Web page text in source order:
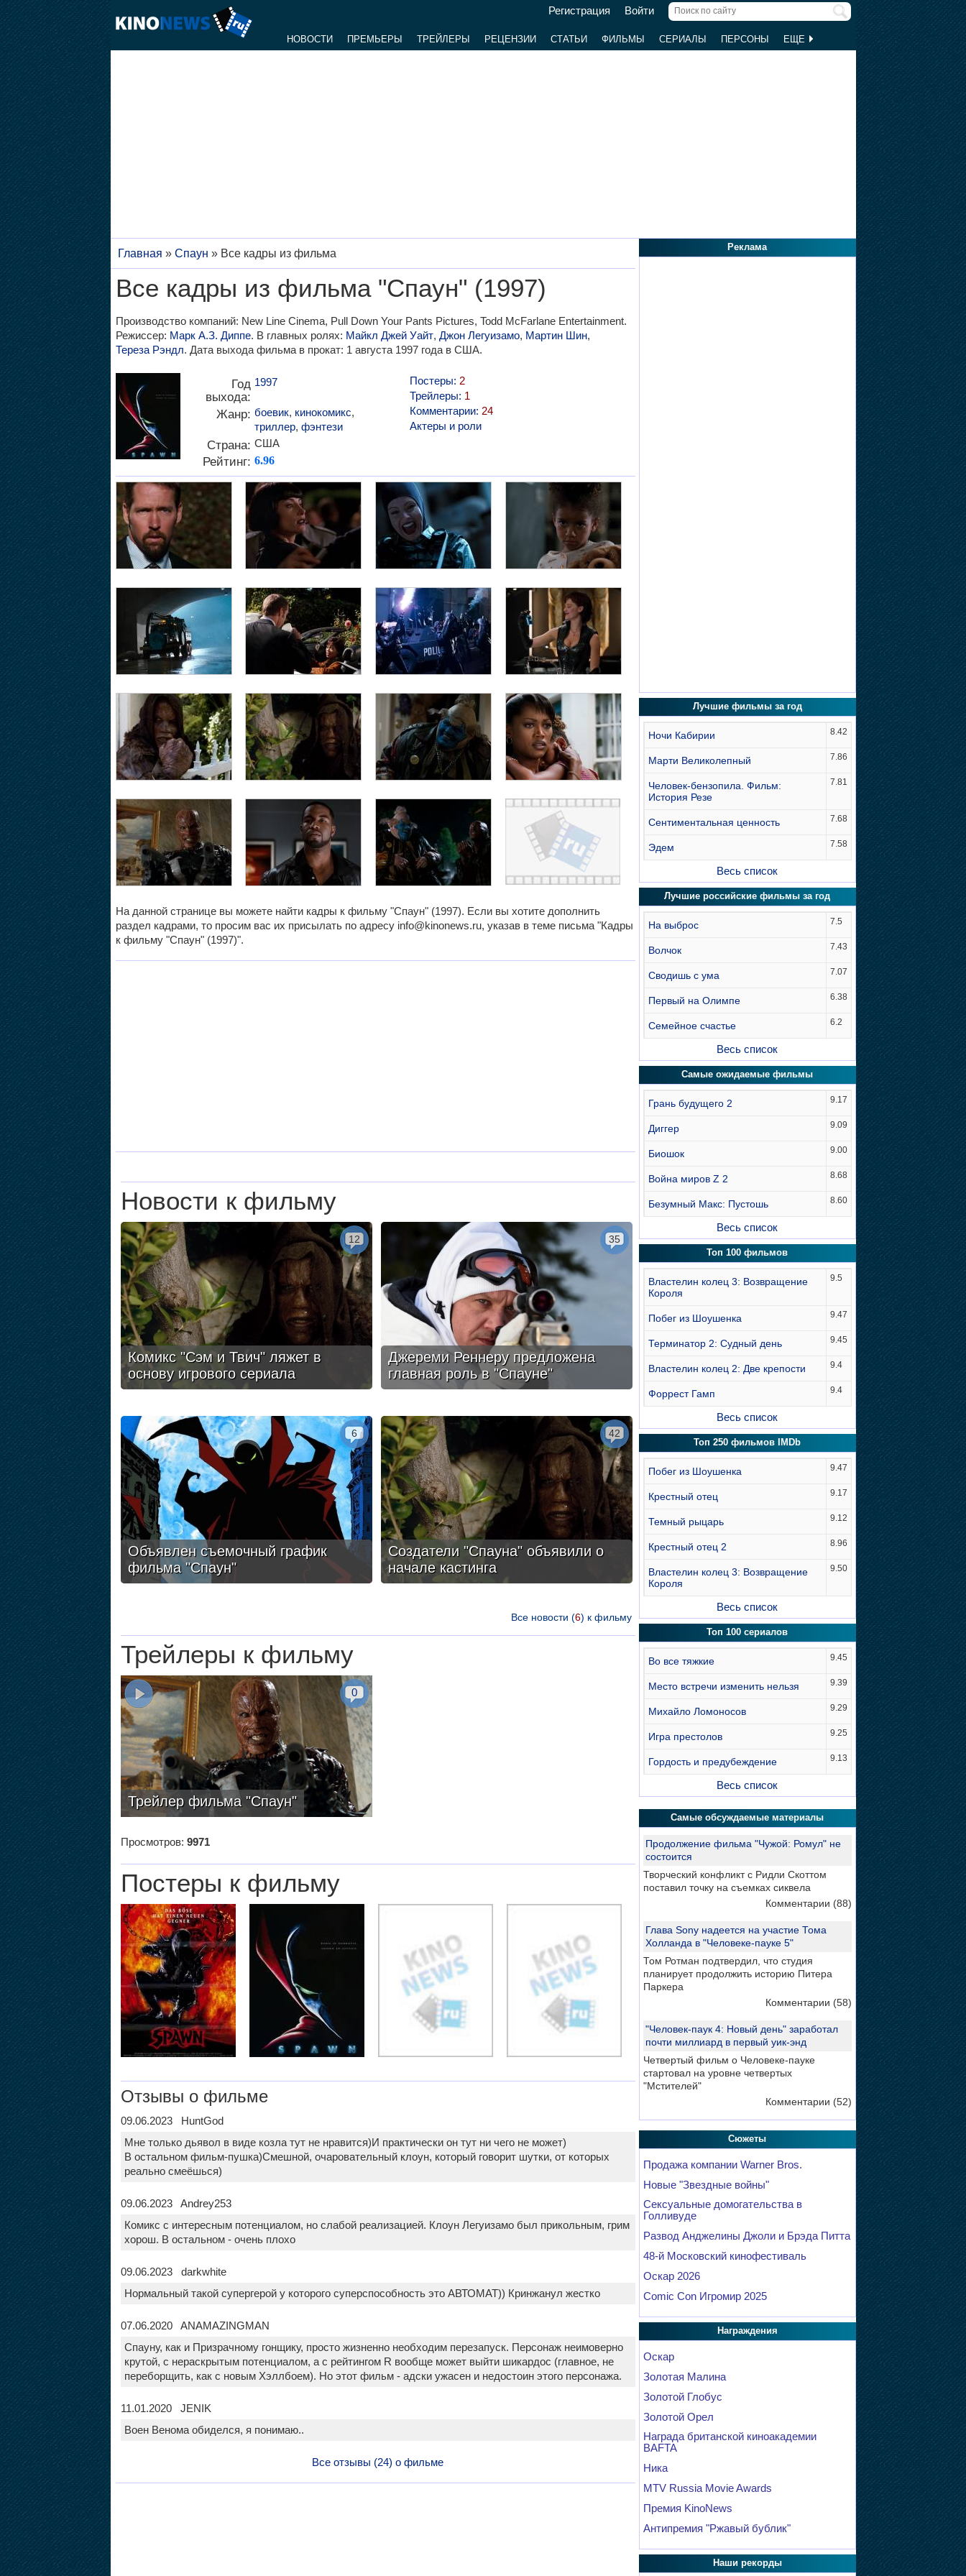
Регистрация Войти
НОВОСТИ ПРЕМЬЕРЫ ТРЕЙЛЕРЫ РЕЦЕНЗИИ СТАТЬИ ФИЛЬМЫ СЕРИАЛЫ ПЕРСОНЫ ЕЩЕ
Главная » Спаун » Все кадры из фильма
Все кадры из фильма "Спаун" (1997)
Производство компаний: New Line Cinema, Pull Down Your Pants Pictures, Todd McFarlane Entertainment.
Режиссер: Марк А.З. Диппе. В главных ролях: Майкл Джей Уайт, Джон Легуизамо, Мартин Шин,
Тереза Рэндл. Дата выхода фильма в прокат: 1 августа 1997 года в США.
Год
выхода:
1997
Жанр: боевик, кинокомикс,
триллер, фэнтези
Страна: США
Рейтинг: 6.96
Постеры: 2
Трейлеры: 1
Комментарии: 24
Актеры и роли
На данной странице вы можете найти кадры к фильму "Спаун" (1997). Если вы хотите дополнить
раздел кадрами, то просим вас их присылать по адресу info@kinonews.ru, указав в теме письма "Кадры
к фильму "Спаун" (1997)".
Новости к фильму
Комикс "Сэм и Твич" ляжет в
основу игрового сериала
12
Джереми Реннеру предложена
главная роль в "Спауне"
35
Объявлен съемочный график
фильма "Спаун"
6
Создатели "Спауна" объявили о
начале кастинга
42
Все новости (6) к фильму
Трейлеры к фильму
Трейлер фильма "Спаун"
0
Просмотров: 9971
Постеры к фильму
Отзывы о фильме
09.06.2023 HuntGod
Мне только дьявол в виде козла тут не нравится)И практически он тут ни чего не может)
В остальном фильм-пушка)Смешной, очаровательный клоун, который говорит шутки, от которых
реально смеёшься)
09.06.2023 Andrey253
Комикс с интересным потенциалом, но слабой реализацией. Клоун Легуизамо был прикольным, грим
хорош. В остальном - очень плохо
09.06.2023 darkwhite
Нормальный такой супергерой у которого суперспособность это АВТОМАТ)) Кринжанул жестко
07.06.2020 ANAMAZINGMAN
Спауну, как и Призрачному гонщику, просто жизненно необходим перезапуск. Персонаж неимоверно
крутой, с нераскрытым потенциалом, а с рейтингом R вообще может выйти шикардос (главное, не
переборщить, как с новым Хэллбоем). Но этот фильм - адски ужасен и недостоин этого персонажа.
11.01.2020 JENIK
Воен Венома обиделся, я понимаю..
Все отзывы (24) о фильме
Реклама
Лучшие фильмы за год
Ночи Кабирии 8.42
Марти Великолепный 7.86
Человек-бензопила. Фильм:
История Резе
7.81
Сентиментальная ценность 7.68
Эдем 7.58
Весь список
Лучшие российские фильмы за год
На выброс 7.5
Волчок 7.43
Сводишь с ума 7.07
Первый на Олимпе 6.38
Семейное счастье 6.2
Весь список
Самые ожидаемые фильмы
Грань будущего 2 9.17
Диггер 9.09
Биошок 9.00
Война миров Z 2 8.68
Безумный Макс: Пустошь 8.60
Весь список
Топ 100 фильмов
Властелин колец 3: Возвращение
Короля
9.5
Побег из Шоушенка 9.47
Терминатор 2: Судный день 9.45
Властелин колец 2: Две крепости 9.4
Форрест Гамп 9.4
Весь список
Топ 250 фильмов IMDb
Побег из Шоушенка 9.47
Крестный отец 9.17
Темный рыцарь 9.12
Крестный отец 2 8.96
Властелин колец 3: Возвращение
Короля
9.50
Весь список
Топ 100 сериалов
Во все тяжкие 9.45
Место встречи изменить нельзя 9.39
Михайло Ломоносов 9.29
Игра престолов 9.25
Гордость и предубеждение 9.13
Весь список
Самые обсуждаемые материалы
Продолжение фильма "Чужой: Ромул" не
состоится
Творческий конфликт с Ридли Скоттом
поставил точку на съемках сиквела
Комментарии (88)
Глава Sony надеется на участие Тома
Холланда в "Человеке-пауке 5"
Том Ротман подтвердил, что студия
планирует продолжить историю Питера
Паркера
Комментарии (58)
"Человек-паук 4: Новый день" заработал
почти миллиард в первый уик-энд
Четвертый фильм о Человеке-пауке
стартовал на уровне четвертых
"Мстителей"
Комментарии (52)
Сюжеты
Продажа компании Warner Bros.
Новые "Звездные войны"
Сексуальные домогательства в
Голливуде
Развод Анджелины Джоли и Брэда Питта
48-й Московский кинофестиваль
Оскар 2026
Comic Con Игромир 2025
Награждения
Оскар
Золотая Малина
Золотой Глобус
Золотой Орел
Награда британской киноакадемии
BAFTA
Ника
MTV Russia Movie Awards
Премия KinoNews
Антипремия "Ржавый бублик"
Наши рекорды